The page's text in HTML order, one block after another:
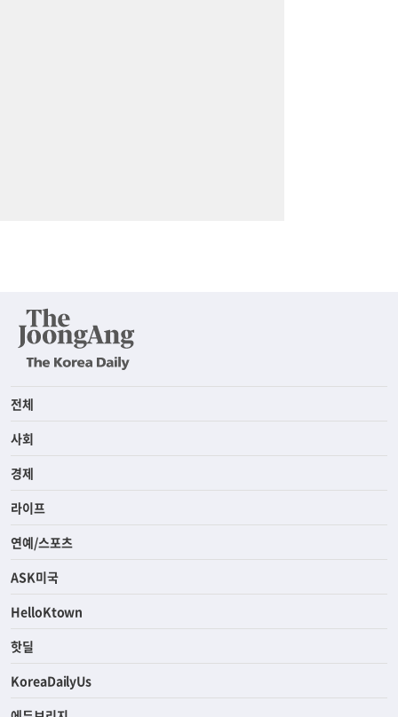
전체
사회
경제
라이프
연예/스포츠
ASK미국
HelloKtown
핫딜
KoreaDailyUs